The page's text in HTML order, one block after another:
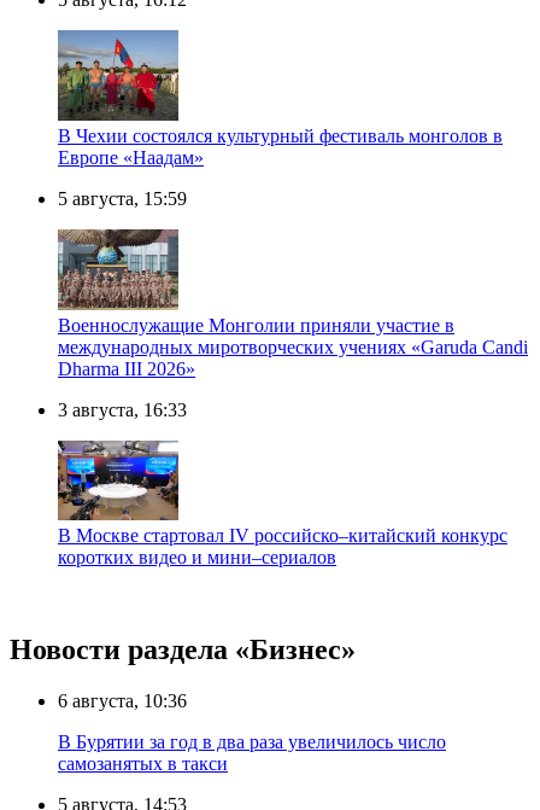
В Чехии состоялся культурный фестиваль монголов в
Европе «Наадам»
5 августа, 15:59
Военнослужащие Монголии приняли участие в
международных миротворческих учениях «Garuda Candi
Dharma III 2026»
3 августа, 16:33
В Москве стартовал IV российско–китайский конкурс
коротких видео и мини–сериалов
Новости раздела «Бизнес»
6 августа, 10:36
В Бурятии за год в два раза увеличилось число
самозанятых в такси
5 августа, 14:53